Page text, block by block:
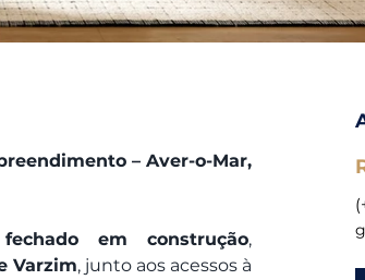
– Aver-o-Mar,
em construção,
Varzim, junto aos acessos à